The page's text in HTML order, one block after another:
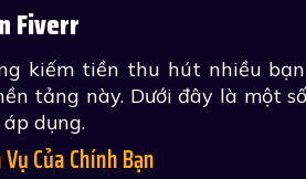
Fiverr
kiếm tiền thu hút nhiều
tảng này. Dưới đây là một
dụng.
Của Chính Bạn